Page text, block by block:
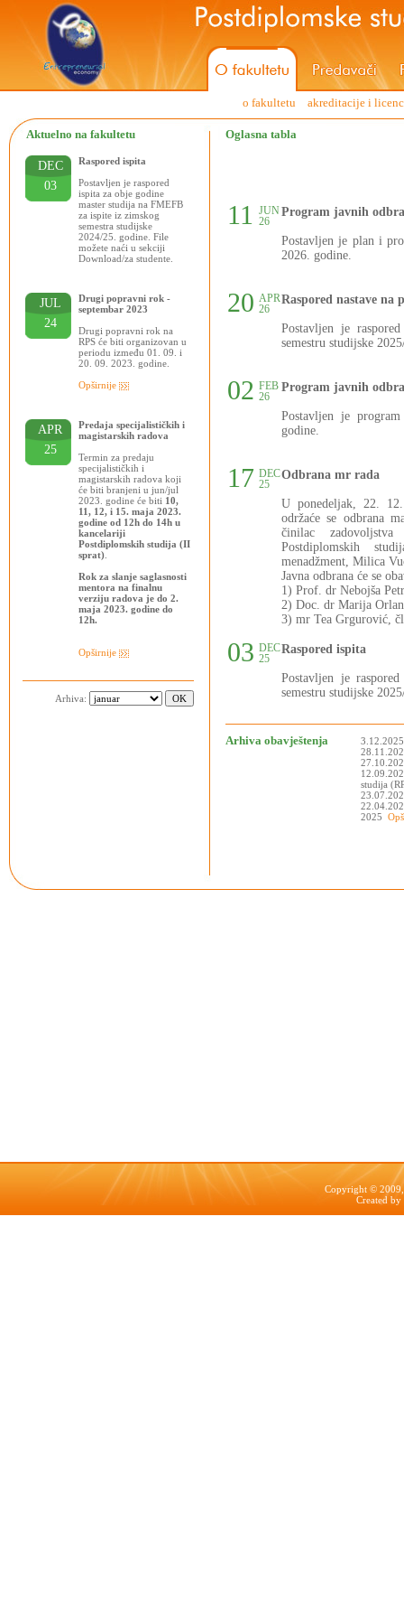
o fakultetu akreditacije i
Aktuelno na fakultetu Oglasna tabla
DEC
03
Raspored ispita
Postavljen je raspored
ispita za obje godine
master studija na FMEFB
za ispite iz zimskog
semestra studijske
2024/25. godine. File
možete naći u sekciji
Download/za studente.
JUL
24
Drugi popravni rok -
septembar 2023
Drugi popravni rok na
RPS će biti organizovan u
periodu između 01. 09. i
20. 09. 2023. godine.
Opširnije
APR
25
Predaja specijalističkih i
magistarskih radova
Termin za predaju
specijalističkih i
magistarskih radova koji
će biti branjeni u jun/jul
2023. godine će biti 10,
11, 12, i 15. maja 2023.
godine od 12h do 14h u
kancelariji
Postdiplomskih studija (II
sprat)
Rok za slanje saglasnosti
mentora na finalnu
verziju radova je do 2.
maja 2023. godine do
12h.
Opširnije
Arhiva:
11
JUN
26
Program javnih
Postavljen je plan i
2026. godine.
20 APR
26
Raspored nastave na
Postavljen je
semestru studijske
02 FEB
26
Program javnih
Postavljen je
godine.
17 DEC
25
Odbrana mr rada
U ponedeljak, 22.
održaće se odbrana
činilac
Postdiplomskih
menadžment, Milica
Javna odbrana će se
1) Prof. dr Nebojša
2) Doc. dr Marija
3) mr Tea Grgurović,
03 DEC
25
Raspored ispita
Postavljen je
semestru studijske
Arhiva obavještenja
studija
2025
Copyright ©
Created by